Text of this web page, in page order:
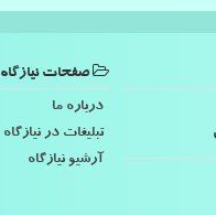
صفحات نیازگاه
درباره ما
تبلیغات در نیازگاه
آرشیو نیازگاه